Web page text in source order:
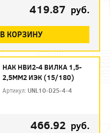
419.87 руб.
В КОРЗИНУ
НАК НВИ2-4 ВИЛКА 1,5-
2,5ММ2 ИЭК (15/180)
Артикул: UNL10-D25-4-4
466.92 руб.